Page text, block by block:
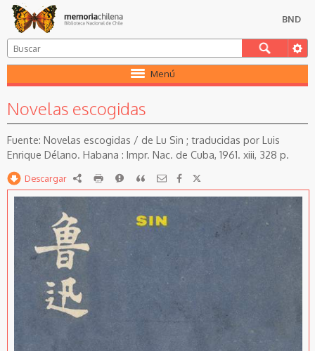
BND
Menú
Novelas escogidas
Novelas escogidas / de Lu Sin ; traducidas por Luis
Enrique Délano. Habana : Impr. Nac. de Cuba, 1961. xiii, 328 p.
Descargar RDF imprimirReportarCitar